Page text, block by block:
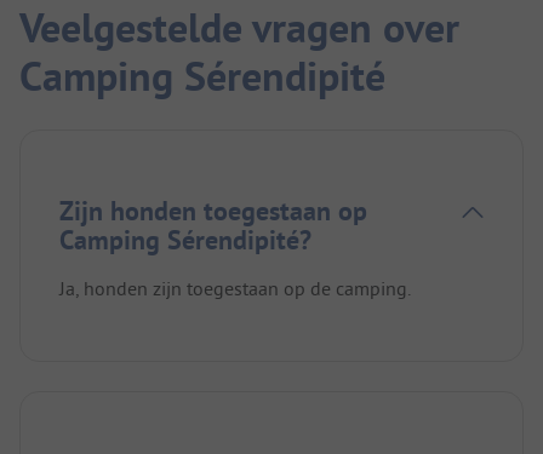
Veelgestelde vragen over
Camping Sérendipité
Zijn honden toegestaan op
Camping Sérendipité?
Ja, honden zijn toegestaan op de camping.